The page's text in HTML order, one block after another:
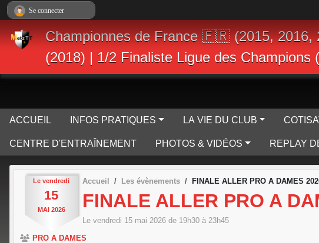
Championnes de France 🇫🇷 (2015, 2016,
(2018) | 1/2 Finaliste Ligue des
ACCUEIL INFOS PRATIQUES LA VIE DU CLUB
CENTRE D'ENTRAÎNEMENT PHOTOS & VIDÉOS REPLAY
Le vendredi
15
MAI 2026
Accueil Les évènements FINALE ALLER PRO A DAMES
FINALE ALLER PRO A
Le vendredi 15 mai 2026 de 19h30 à 23h45
PRO A DAMES
Se connecter
Panneau de gestion des cookies